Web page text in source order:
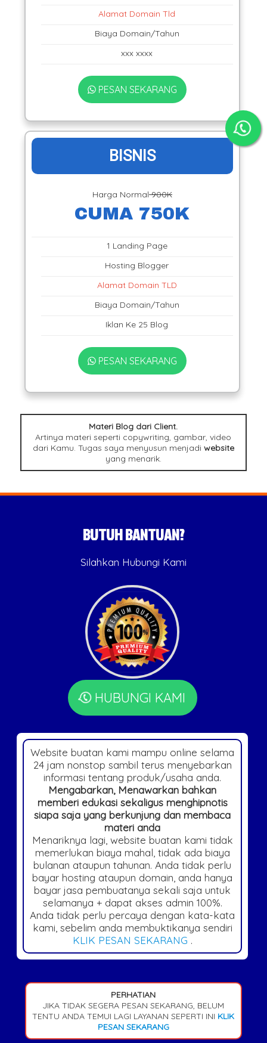
Alamat Domain Tld
Biaya Domain/Tahun
xxx xxxx
PESAN SEKARANG
BISNIS
Harga Normal900K
CUMA 750K
1 Landing Page
Hosting Blogger
Alamat Domain TLD
Biaya Domain/Tahun
Iklan Ke 25 Blog
PESAN SEKARANG
Materi Blog dari Client.
Artinya materi seperti copywriting, gambar, video
dari Kamu. Tugas saya menyusun menjadi website
yang menarik.
BUTUH BANTUAN?
Silahkan Hubungi Kami
HUBUNGI KAMI
Website buatan kami mampu online selama
24 jam nonstop sambil terus menyebarkan
informasi tentang produk/usaha anda.
Mengabarkan, Menawarkan bahkan
memberi edukasi sekaligus menghipnotis
siapa saja yang berkunjung dan membaca
materi anda
Menariknya lagi, website buatan kami tidak
memerlukan biaya mahal, tidak ada biaya
bulanan ataupun tahunan. Anda tidak perlu
bayar hosting ataupun domain, anda hanya
bayar jasa pembuatanya sekali saja untuk
selamanya + dapat akses admin 100%.
Anda tidak perlu percaya dengan kata-kata
kami, sebelim anda membuktikanya sendiri
KLIK PESAN SEKARANG .
PERHATIAN
JIKA TIDAK SEGERA PESAN SEKARANG, BELUM
TENTU ANDA TEMUI LAGI LAYANAN SEPERTI INI KLIK
PESAN SEKARANG